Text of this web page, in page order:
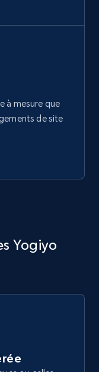
à mesure que
de site
Yogiyo